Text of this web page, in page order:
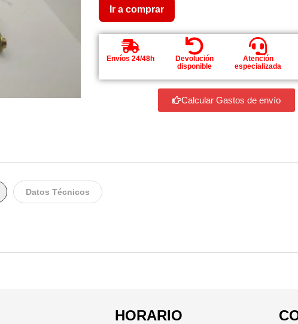
Ir a comprar
Envíos 24/48h
Devolución
disponible
Atención
especializada
Calcular Gastos de envío
Datos Técnicos
HORARIO